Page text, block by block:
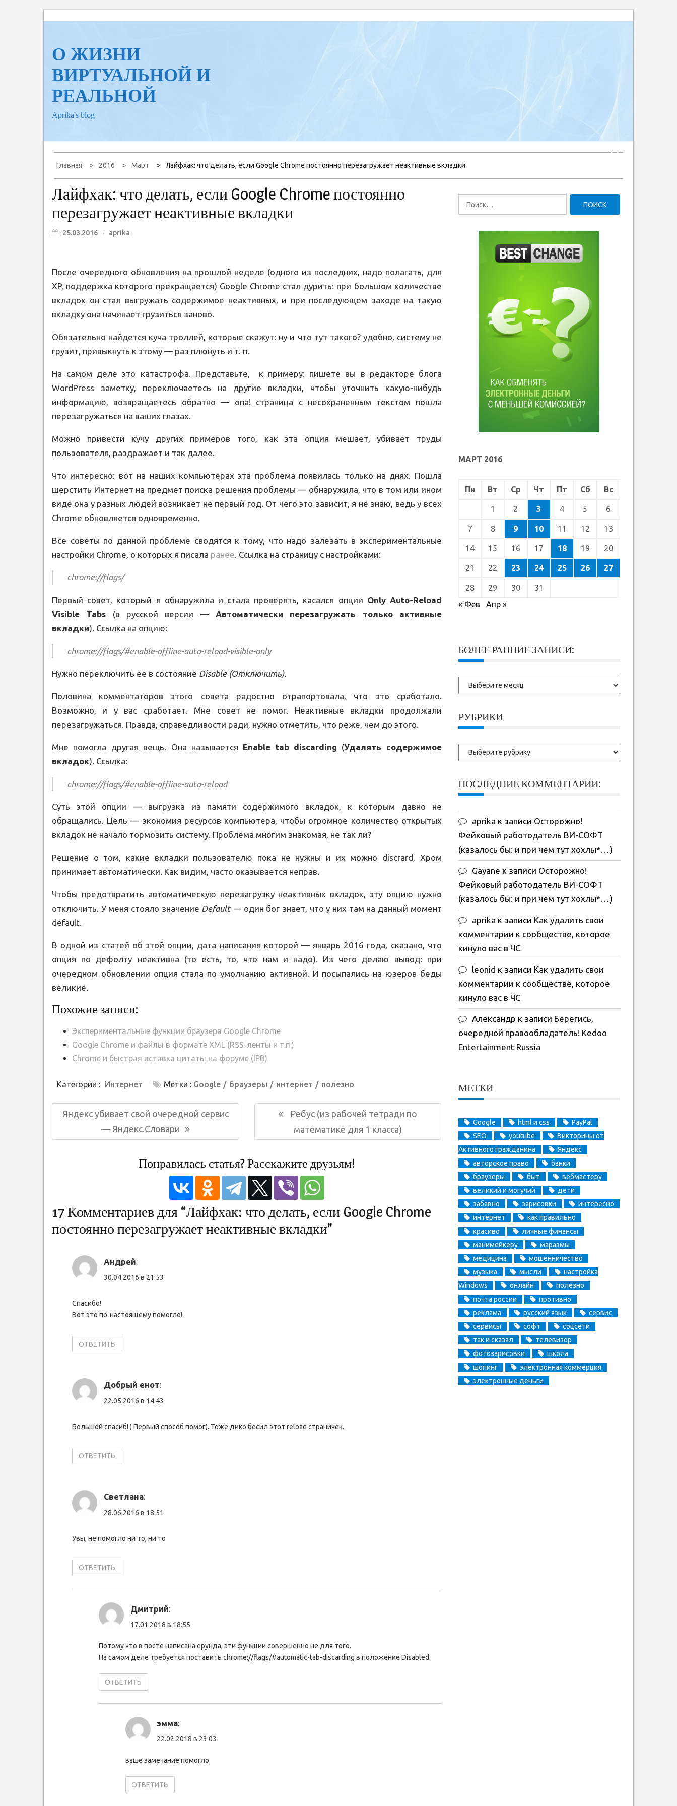
О ЖИЗНИ
ВИРТУАЛЬНОЙ И
РЕАЛЬНОЙ
Aprika's blog
Главная 2016 Март Лайфхак: что делать, если Google Chrome постоянно перезагружает неактивные вкладки
Лайфхак: что делать, если Google Chrome постоянно
перезагружает неактивные вкладки
25.03.2016 aprika
После очередного обновления на прошлой неделе (одного из последних, надо полагать, для
XP, поддержка которого прекращается) Google Chrome стал дурить: при большом количестве
вкладок он стал выгружать содержимое неактивных, и при последующем заходе на такую
вкладку она начинает грузиться заново.
Обязательно найдется куча троллей, которые скажут: ну и что тут такого? удобно, систему не
грузит, привыкнуть к этому — раз плюнуть и т. п.
На самом деле это катастрофа. Представьте, к примеру: пишете вы в редакторе блога
WordPress заметку, переключаетесь на другие вкладки, чтобы уточнить какую-нибудь
информацию, возвращаетесь обратно — опа! страница с несохраненным текстом пошла
перезагружаться на ваших глазах.
Можно привести кучу других примеров того, как эта опция мешает, убивает труды
пользователя, раздражает и так далее.
Что интересно: вот на наших компьютерах эта проблема появилась только на днях. Пошла
шерстить Интернет на предмет поиска решения проблемы — обнаружила, что в том или ином
виде она у разных людей возникает не первый год. От чего это зависит, я не знаю, ведь у всех
Chrome обновляется одновременно.
Все советы по данной проблеме сводятся к тому, что надо залезать в экспериментальные
настройки Chrome, о которых я писала ранее. Ссылка на страницу с настройками:
chrome://flags/
Первый совет, который я обнаружила и стала проверять, касался опции Only Auto-Reload
Visible Tabs (в русской версии — Автоматически перезагружать только активные
вкладки). Ссылка на опцию:
chrome://flags/#enable-offline-auto-reload-visible-only
Нужно переключить ее в состояние Disable (Отключить).
Половина комментаторов этого совета радостно отрапортовала, что это сработало.
Возможно, и у вас сработает. Мне совет не помог. Неактивные вкладки продолжали
перезагружаться. Правда, справедливости ради, нужно отметить, что реже, чем до этого.
Мне помогла другая вещь. Она называется Enable tab discarding (Удалять содержимое
вкладок). Ссылка:
chrome://flags/#enable-offline-auto-reload
Суть этой опции — выгрузка из памяти содержимого вкладок, к которым давно не
обращались. Цель — экономия ресурсов компьютера, чтобы огромное количество открытых
вкладок не начало тормозить систему. Проблема многим знакомая, не так ли?
Решение о том, какие вкладки пользователю пока не нужны и их можно discrard, Хром
принимает автоматически. Как видим, часто оказывается неправ.
Чтобы предотвратить автоматическую перезагрузку неактивных вкладок, эту опцию нужно
отключить. У меня стояло значение Default— один бог знает, что у них там на данный момент
default.
В одной из статей об этой опции, дата написания которой — январь 2016 года, сказано, что
опция по дефолту неактивна (то есть, то, что нам и надо). Из чего делаю вывод: при
очередном обновлении опция стала по умолчанию активной. И посыпались на юзеров беды
великие.
Похожие записи:
Экспериментальные функции браузера Google Chrome
Google Chrome и файлы в формате XML (RSS-ленты и т.п.)
Chrome и быстрая вставка цитаты на форуме (IPB)
Категории : Интернет Метки : Google браузеры интернет полезно
Навигация
по
записям
Предыдущая
Яндекс убивает свой очередной сервис
— Яндекс.Словари
Следующая
запись:
Ребус (из рабочей тетради по
математике для 1 класса)
Понравилась статья? Расскажите друзьям!
17 Комментариев для “Лайфхак: что делать, если Google Chrome
постоянно перезагружает неактивные вкладки”
Андрей:
30.04.2016 в 21:53
Спасибо!
Вот это по-настоящему помогло!
ОТВЕТИТЬ
Добрый енот:
22.05.2016 в 14:43
Большой спасиб! ) Первый способ помог). Тоже дико бесил этот reload страничек.
ОТВЕТИТЬ
Светлана:
28.06.2016 в 18:51
Увы, не помогло ни то, ни то
ОТВЕТИТЬ
Дмитрий:
17.01.2018 в 18:55
Потому что в посте написана ерунда, эти функции совершенно не для того.
На самом деле требуется поставить chrome://flags/#automatic-tab-discarding в положение Disabled.
ОТВЕТИТЬ
эмма:
22.02.2018 в 23:03
ваше замечание помогло
ОТВЕТИТЬ
Найти:
МАРТ 2016
Пн Вт Ср Чт Пт Сб Вс
1 2 3 4 5 6
7 8 9 10 11 12 13
14 15 16 17 18 19 20
21 22 23 24 25 26 27
28 29 30
31
« Фев
Апр »
БОЛЕЕ РАННИЕ ЗАПИСИ:
Более
ранние
РУБРИКИ
Рубрики
ПОСЛЕДНИЕ КОММЕНТАРИИ:
aprika к записи Осторожно!
Фейковый работодатель ВИ-СОФТ
(казалось бы: и при чем тут хохлы*…)
Gayane к записи Осторожно!
Фейковый работодатель ВИ-СОФТ
(казалось бы: и при чем тут хохлы*…)
aprika к записи Как удалить свои
комментарии к сообществе, которое
кинуло вас в ЧС
leonid к записи Как удалить свои
комментарии к сообществе, которое
кинуло вас в ЧС
Александр к записи Берегись,
очередной правообладатель! Kedoo
Entertainment Russia
МЕТКИ
Google html и css
PayPal
SEO
youtube
Викторины от
Активного гражданина
Яндекс
авторское право
банки
браузеры
быт
вебмастеру
великий и могучий
дети
забавно
зарисовки
интересно
интернет
как правильно
красиво
личные финансы
манимейкеру
маразмы
медицина
мошенничество
музыка
мысли
настройка
Windows
онлайн
полезно
почта россии
противно
реклама
русский язык
сервис
сервисы
софт
соцсети
так и сказал
телевизор
фотозарисовки
школа
шопинг
электронная коммерция
электронные деньги